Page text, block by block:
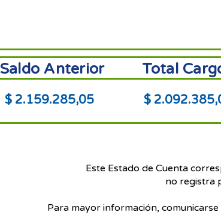
Saldo Anterior Total
$ 2.159.285,05 $
Este Estado de Cuenta
no registra
Para mayor información, comunicarse